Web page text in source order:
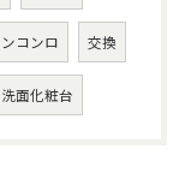
コンロ 交換
洗面化粧台